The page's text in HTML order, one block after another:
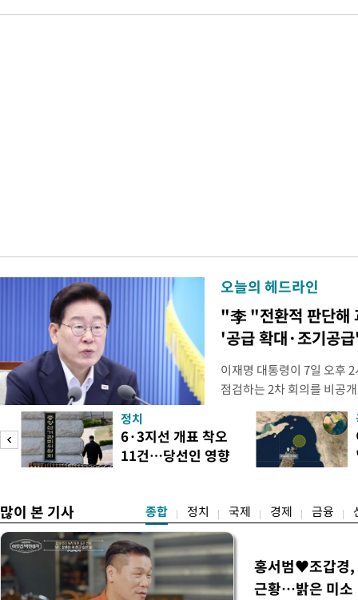
오늘의 헤드라인
"李 "전환적 판단해
'공급 확대·조기공
이재명 대통령이 7일 오후
점검하는 2차 회의를 비공
관계부처 장관들과 위원
금융 지원 방향 및 방안과
지원 방안을 보고 받았다고
면 브리핑에서 밝혔다 회의
정치
6·3지선 개표 착오
11건…당선인 영향
많이 본 기사 종합 정치 국제 경제 금융
홍서범♥조갑경,
근황…밝은 미소